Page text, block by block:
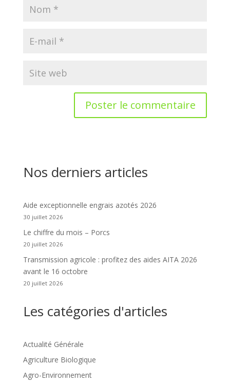
Nos derniers articles
Aide exceptionnelle engrais azotés 2026
30 juillet 2026
Le chiffre du mois – Porcs
20 juillet 2026
Transmission agricole : profitez des aides AITA 2026
avant le 16 octobre
20 juillet 2026
Les catégories d'articles
Actualité Générale
Agriculture Biologique
Agro-Environnement